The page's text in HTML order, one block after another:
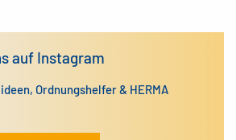
auf Instagram
Ordnungshelfer & HERMA